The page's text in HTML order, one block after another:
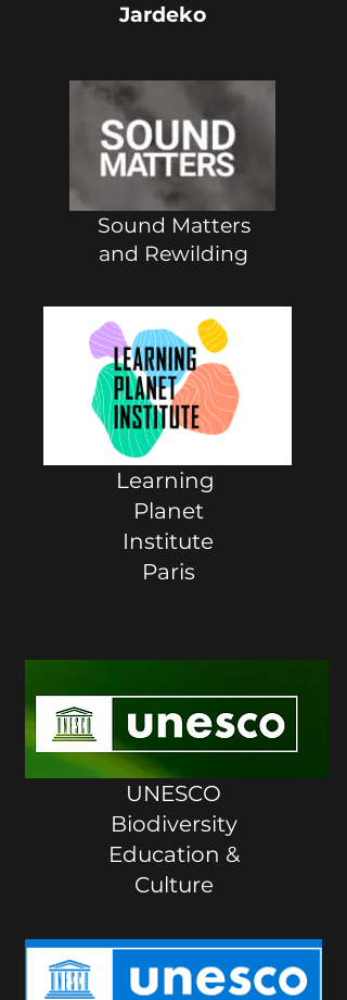
Jardeko
Sound Matters
and Rewilding
Learning
Planet
Institute
Paris
UNESCO
Biodiversity
Education &
Culture